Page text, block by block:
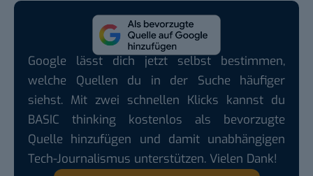
Google lässt dich jetzt selbst bestimmen,
welche Quellen du in der Suche häufiger
siehst. Mit zwei schnellen Klicks kannst du
BASIC thinking kostenlos als bevorzugte
Quelle hinzufügen und damit unabhängigen
Tech-Journalismus unterstützen. Vielen Dank!